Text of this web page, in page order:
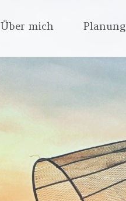
Über mich Planung